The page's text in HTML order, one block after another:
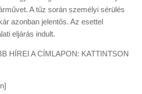
A tűz során személyi sérülés
azonban jelentős. Az esettel
eljárás indult.
HÍREI A CÍMLAPON: KATTINTSON